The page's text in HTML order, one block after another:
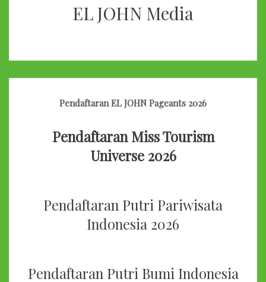
EL JOHN Media
Pendaftaran EL JOHN Pageants 2026
Pendaftaran Miss Tourism
Universe 2026
Pendaftaran Putri Pariwisata
Indonesia 2026
Pendaftaran Putri Bumi Indonesia